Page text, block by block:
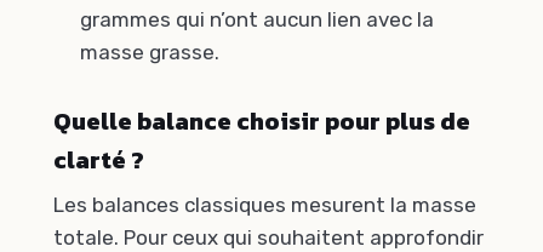
grammes qui n’ont aucun lien avec la
masse grasse.
Quelle balance choisir pour plus de
clarté ?
Les balances classiques mesurent la masse
totale. Pour ceux qui souhaitent approfondir